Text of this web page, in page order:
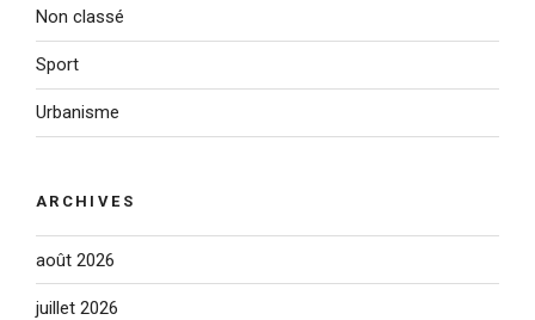
Non classé
Sport
Urbanisme
ARCHIVES
août 2026
juillet 2026